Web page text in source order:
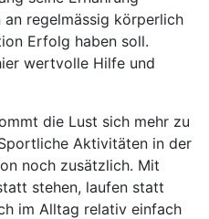
regelmässig körperlich
Erfolg haben soll.
wertvolle Hilfe und
die Lust sich mehr zu
Aktivitäten in der
noch zusätzlich. Mit
stehen, laufen statt
im Alltag relativ einfach